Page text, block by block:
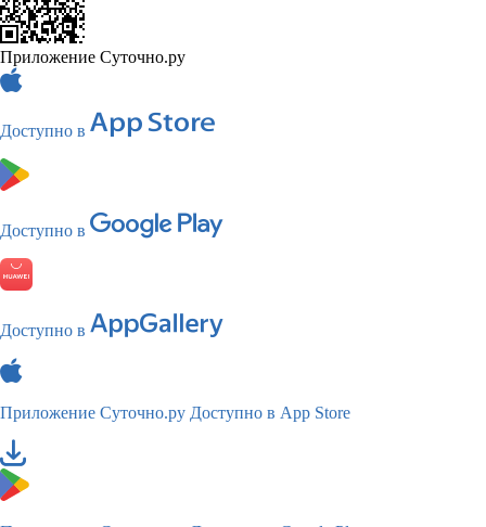
Приложение Суточно.ру
Доступно в
Доступно в
Доступно в
Приложение Суточно.ру Доступно в App Store